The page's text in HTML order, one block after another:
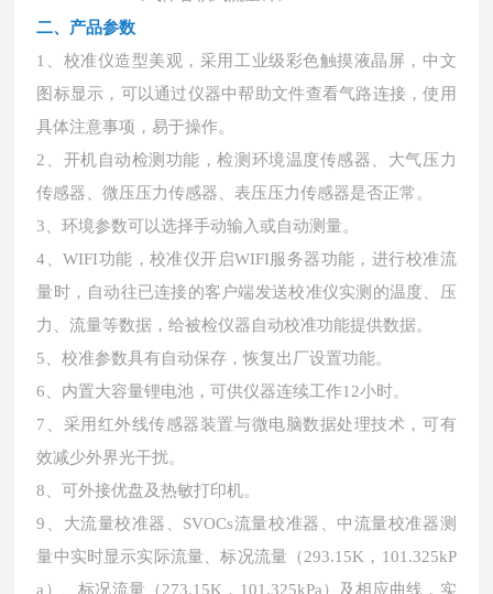
二、 产品参数
1、校准仪造型美观，采用工业级彩色触摸液晶屏，中文
图标显示，可以通过仪器中帮助文件查看气路连接，使用
具体注意事项，易于操作。
2、开机自动检测功能，检测环境温度传感器、大气压力
传感器、微压压力传感器、表压压力传感器是否正常。
3、环境参数可以选择手动输入或自动测量。
4、WIFI功能，校准仪开启WIFI服务器功能，进行校准流
量时，自动往已连接的客户端发送校准仪实测的温度、压
力、流量等数据，给被检仪器自动校准功能提供数据。
5、校准参数具有自动保存，恢复出厂设置功能。
6、内置大容量锂电池，可供仪器连续工作12小时。
7、采用红外线传感器装置与微电脑数据处理技术，可有
效减少外界光干扰。
8、可外接优盘及热敏打印机。
9、大流量校准器、SVOCs流量校准器、中流量校准器测
量中实时显示实际流量、标况流量（293.15K，101.325kP
a）、标况流量（273.15K，101.325kPa）及相应曲线，实